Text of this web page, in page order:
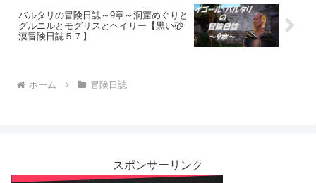
バルタリの冒険日誌～9章～洞窟めぐりと
グルニルとモグリスとヘイリー【黒い砂
漠冒険日誌５７】
ホーム 冒険日誌
スポンサーリンク